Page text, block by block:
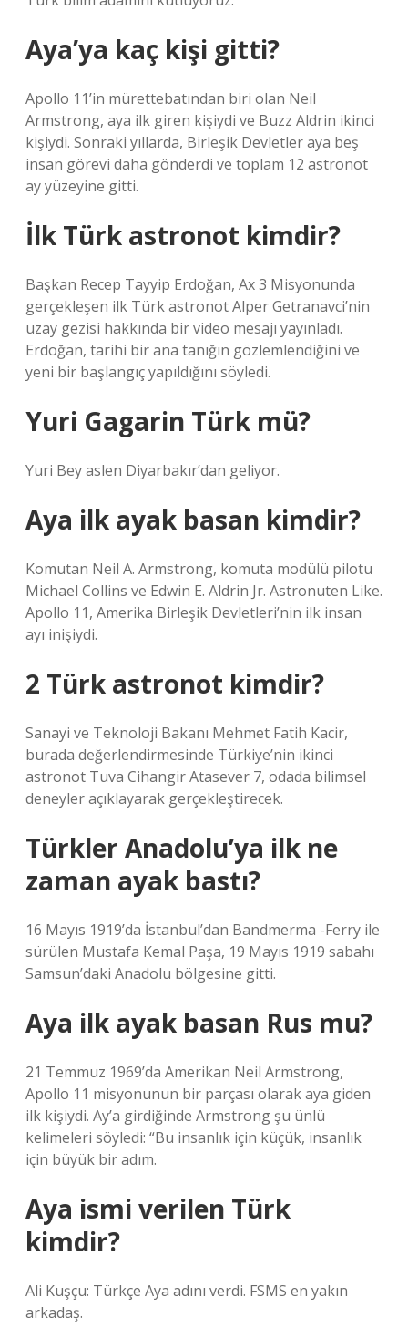
Aya’ya kaç kişi gitti?
Apollo 11’in mürettebatından biri olan Neil
Armstrong, aya ilk giren kişiydi ve Buzz Aldrin ikinci
kişiydi. Sonraki yıllarda, Birleşik Devletler aya beş
insan görevi daha gönderdi ve toplam 12 astronot
ay yüzeyine gitti.
İlk Türk astronot kimdir?
Başkan Recep Tayyip Erdoğan, Ax 3 Misyonunda
gerçekleşen ilk Türk astronot Alper Getranavci’nin
uzay gezisi hakkında bir video mesajı yayınladı.
Erdoğan, tarihi bir ana tanığın gözlemlendiğini ve
yeni bir başlangıç yapıldığını söyledi.
Yuri Gagarin Türk mü?
Yuri Bey aslen Diyarbakır’dan geliyor.
Aya ilk ayak basan kimdir?
Komutan Neil A. Armstrong, komuta modülü pilotu
Michael Collins ve Edwin E. Aldrin Jr. Astronuten Like.
Apollo 11, Amerika Birleşik Devletleri’nin ilk insan
ayı inişiydi.
2 Türk astronot kimdir?
Sanayi ve Teknoloji Bakanı Mehmet Fatih Kacir,
burada değerlendirmesinde Türkiye’nin ikinci
astronot Tuva Cihangir Atasever 7, odada bilimsel
deneyler açıklayarak gerçekleştirecek.
Türkler Anadolu’ya ilk ne
zaman ayak bastı?
16 Mayıs 1919’da İstanbul’dan Bandmerma -Ferry ile
sürülen Mustafa Kemal Paşa, 19 Mayıs 1919 sabahı
Samsun’daki Anadolu bölgesine gitti.
Aya ilk ayak basan Rus mu?
21 Temmuz 1969’da Amerikan Neil Armstrong,
Apollo 11 misyonunun bir parçası olarak aya giden
ilk kişiydi. Ay’a girdiğinde Armstrong şu ünlü
kelimeleri söyledi: “Bu insanlık için küçük, insanlık
için büyük bir adım.
Aya ismi verilen Türk
kimdir?
Ali Kuşçu: Türkçe Aya adını verdi. FSMS en yakın
arkadaş.